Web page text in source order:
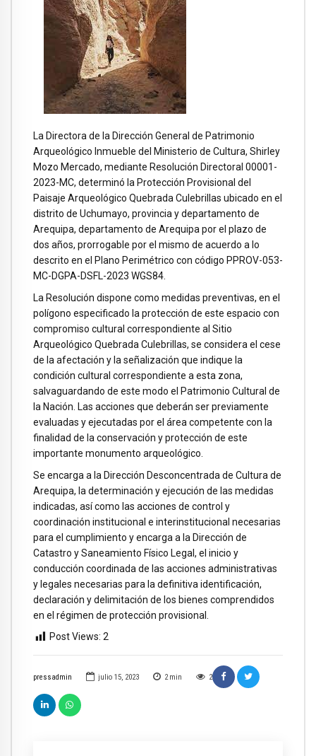
pressadmin julio 15, 2023 2 min 2
La Directora de la Dirección General de Patrimonio
Arqueológico Inmueble del Ministerio de Cultura, Shirley
Mozo Mercado, mediante Resolución Directoral 00001-
2023-MC, determinó la Protección Provisional del
Paisaje Arqueológico Quebrada Culebrillas ubicado en el
distrito de Uchumayo, provincia y departamento de
Arequipa, departamento de Arequipa por el plazo de
dos años, prorrogable por el mismo de acuerdo a lo
descrito en el Plano Perimétrico con código PPROV-053-
MC-DGPA-DSFL-2023 WGS84.
La Resolución dispone como medidas preventivas, en el
polígono especificado la protección de este espacio con
compromiso cultural correspondiente al Sitio
Arqueológico Quebrada Culebrillas, se considera el cese
de la afectación y la señalización que indique la
condición cultural correspondiente a esta zona,
salvaguardando de este modo el Patrimonio Cultural de
la Nación. Las acciones que deberán ser previamente
evaluadas y ejecutadas por el área competente con la
finalidad de la conservación y protección de este
importante monumento arqueológico.
Se encarga a la Dirección Desconcentrada de Cultura de
Arequipa, la determinación y ejecución de las medidas
indicadas, así como las acciones de control y
coordinación institucional e interinstitucional necesarias
para el cumplimiento y encarga a la Dirección de
Catastro y Saneamiento Físico Legal, el inicio y
conducción coordinada de las acciones administrativas
y legales necesarias para la definitiva identificación,
declaración y delimitación de los bienes comprendidos
en el régimen de protección provisional.
Post Views: 2